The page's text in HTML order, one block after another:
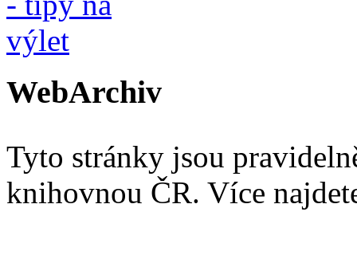
WebArchiv
Tyto stránky jsou
knihovnou ČR. Více